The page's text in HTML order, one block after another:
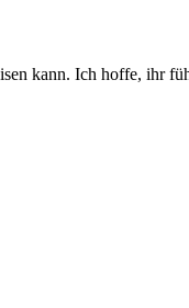
kann. Ich hoffe, ihr